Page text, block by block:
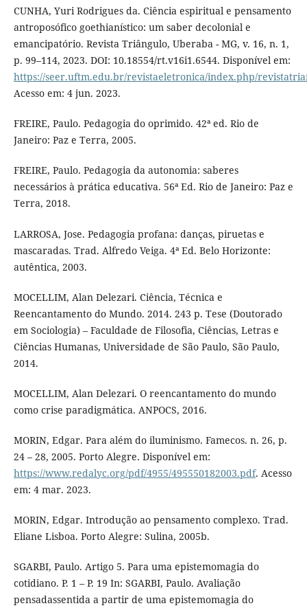
CUNHA, Yuri Rodrigues da. Ciência espiritual e pensamento
antroposófico goethianístico: um saber decolonial e
emancipatório. Revista Triângulo, Uberaba - MG, v. 16, n. 1,
p. 99–114, 2023. DOI: 10.18554/rt.v16i1.6544. Disponível em:
https://seer.uftm.edu.br/revistaeletronica/index.php/
Acesso em: 4 jun. 2023.
FREIRE, Paulo. Pedagogia do oprimido. 42ª ed. Rio de
Janeiro: Paz e Terra, 2005.
FREIRE, Paulo. Pedagogia da autonomia: saberes
necessários à prática educativa. 56ª Ed. Rio de Janeiro: Paz e
Terra, 2018.
LARROSA, Jose. Pedagogia profana: danças, piruetas e
mascaradas. Trad. Alfredo Veiga. 4ª Ed. Belo Horizonte:
autêntica, 2003.
MOCELLIM, Alan Delezari. Ciência, Técnica e
Reencantamento do Mundo. 2014. 243 p. Tese (Doutorado
em Sociologia) – Faculdade de Filosofia, Ciências, Letras e
Ciências Humanas, Universidade de São Paulo, São Paulo,
2014.
MOCELLIM, Alan Delezari. O reencantamento do mundo
como crise paradigmática. ANPOCS, 2016.
MORIN, Edgar. Para além do iluminismo. Famecos. n. 26, p.
24 – 28, 2005. Porto Alegre. Disponível em:
https://www.redalyc.org/pdf/4955/495550182003.pdf. Acesso
em: 4 mar. 2023.
MORIN, Edgar. Introdução ao pensamento complexo. Trad.
Eliane Lisboa. Porto Alegre: Sulina, 2005b.
SGARBI, Paulo. Artigo 5. Para uma epistemomagia do
cotidiano. P. 1 – P. 19 In: SGARBI, Paulo. Avaliação
pensadassentida a partir de uma epistemomagia do